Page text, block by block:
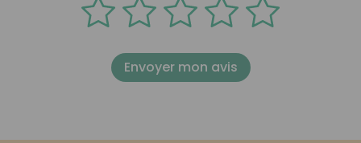
Envoyer mon avis